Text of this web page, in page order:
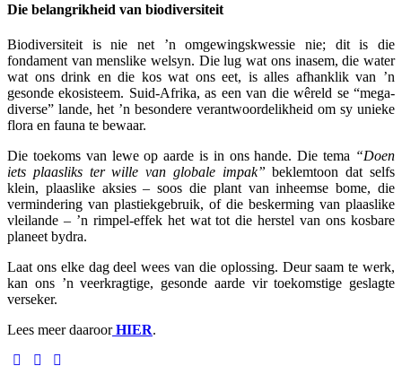
Die belangrikheid van biodiversiteit
Biodiversiteit is nie net ’n omgewingskwessie nie; dit is die
fondament van menslike welsyn. Die lug wat ons inasem, die water
wat ons drink en die kos wat ons eet, is alles afhanklik van ’n
gesonde ekosisteem. Suid-Afrika, as een van die wêreld se “mega-
diverse” lande, het ’n besondere verantwoordelikheid om sy unieke
flora en fauna te bewaar.
Die toekoms van lewe op aarde is in ons hande. Die tema “Doen
iets plaasliks ter wille van globale impak”beklemtoon dat selfs
klein, plaaslike aksies – soos die plant van inheemse bome, die
vermindering van plastiekgebruik, of die beskerming van plaaslike
vleilande – ’n rimpel-effek het wat tot die herstel van ons kosbare
planeet bydra.
Laat ons elke dag deel wees van die oplossing. Deur saam te werk,
kan ons ’n veerkragtige, gesonde aarde vir toekomstige geslagte
verseker.
Lees meer daaroor HIER.